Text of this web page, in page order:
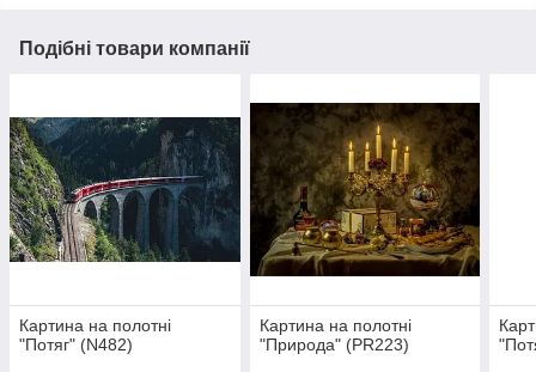
Подібні товари компанії
Картина на полотні
"Потяг" (N482)
Картина на полотні
"Природа" (PR223)